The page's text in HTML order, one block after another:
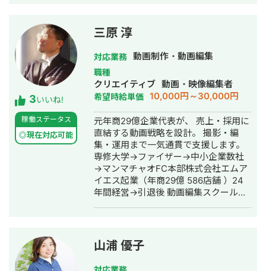
社にて多数 お気軽にお問い合わせくだ
さい。
YouTube：3000人 ※運用しているショ
ップアカウントの数値になります 【自
己紹介】 出身：東京都 大学：青山学院
大学 前職：株式会社 船井総合研究所
DXコンサルタント（RPA導入・EC構
築） 参考：
https://www.funaisoken.co.jp/seminar/
現職：自社EC事業運営、SNS運用代行
【SNS運用代行実績】 ・オンラインス
クール ・介護事業所 ・飲食店 ・クリ
ニック ・ITベンダー 【ショップ紹介】
「ぴよぴよパネルシアターショップ」
という屋号で 保育士さんや保育園さま
向けにハンドメイド保育教材の販売を
行っております ニッチな分野ではござ
いますが SNSのフォロワー数では業界
も、実際に自社商材の販促をSNSで行
っている方は多くはありません エンタ
メアカウントとして運用するのと ビジ
3いいね!
稼働ステータス
◎現在対応可能
三原 淳
対応業務 動画制作・動画編集
職種
クリエイティブ 動画・映像編集者
希望時給単価 10,000円～30,000円
元年商29億企業代表が、 売上・採用に
直結する動画戦略を設計。 撮影・編
集・運用まで一気通貫で支援します。
専修大学→ファイザー→中小企業数社
→マンマチャオFC本部株式会社エムア
イエス起業（年商29億 586店舗 ）24
年間経営→引退後 動画編集スクール
山浦 優子